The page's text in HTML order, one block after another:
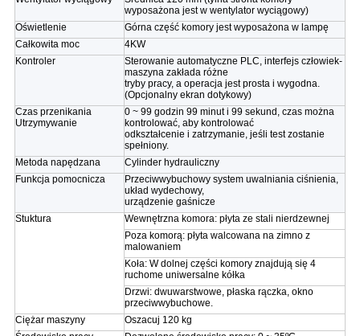
wyposażona jest w wentylator wyciągowy)
Oświetlenie
Górna część komory jest wyposażona w lampę
Całkowita moc
4KW
Kontroler
Sterowanie automatyczne PLC, interfejs człowiek-
maszyna zakłada różne
tryby pracy, a operacja jest prosta i wygodna.
(Opcjonalny ekran dotykowy)
Czas przenikania
Utrzymywanie
0 ~ 99 godzin 99 minut i 99 sekund, czas można
kontrolować, aby kontrolować
odkształcenie i zatrzymanie, jeśli test zostanie
spełniony.
Metoda napędzana
Cylinder hydrauliczny
Funkcja pomocnicza
Przeciwwybuchowy system uwalniania ciśnienia,
układ wydechowy,
urządzenie gaśnicze
Stuktura
Wewnętrzna komora: płyta ze stali nierdzewnej
Poza komorą: płyta walcowana na zimno z
malowaniem
Koła: W dolnej części komory znajdują się 4
ruchome uniwersalne kółka
Drzwi: dwuwarstwowe, płaska rączka, okno
przeciwwybuchowe.
Ciężar maszyny
Oszacuj 120 kg